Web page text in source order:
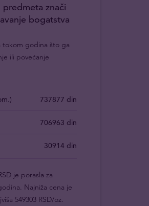
znači
bogatstva
tokom godina što ga
ili povećanje
737877 din
706963 din
30914 din
je porasla za
Najniža cena je
549303 RSD/oz.